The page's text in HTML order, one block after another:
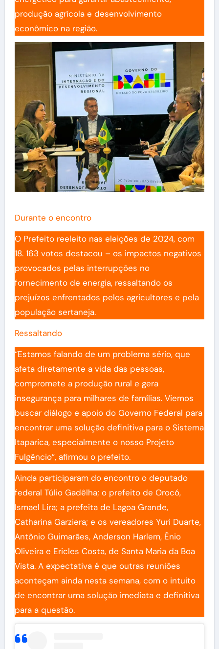
produção agrícola e desenvolvimento
econômico na região.
Durante o encontro
O Prefeito reeleito nas eleições de 2024, com
18. 163 votos destacou – os impactos negativos
provocados pelas interrupções no
fornecimento de energia, ressaltando os
prejuízos enfrentados pelos agricultores e pela
população sertaneja.
Ressaltando
“Estamos falando de um problema sério, que
afeta diretamente a vida das pessoas,
compromete a produção rural e gera
insegurança para milhares de famílias. Viemos
buscar diálogo e apoio do Governo Federal para
encontrar uma solução definitiva para o Sistema
Itaparica, especialmente o nosso Projeto
Fulgêncio”, afirmou o prefeito.
Ainda participaram do encontro o deputado
federal Túlio Gadêlha; o prefeito de Orocó,
Ismael Lira; a prefeita de Lagoa Grande,
Catharina Garziera; e os vereadores Yuri Duarte,
Antônio Guimarães, Anderson Harlem, Ênio
Oliveira e Ericles Costa, de Santa Maria da Boa
Vista. A expectativa é que outras reuniões
aconteçam ainda nesta semana, com o intuito
de encontrar uma solução imediata e definitiva
para a questão.